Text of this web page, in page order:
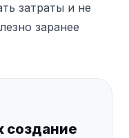
затраты и не
заранее
создание